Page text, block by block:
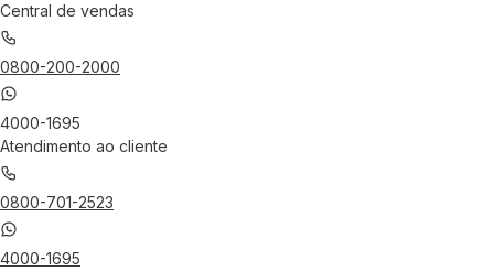
Central de vendas
0800-200-2000
4000-1695
Atendimento ao cliente
0800-701-2523
4000-1695